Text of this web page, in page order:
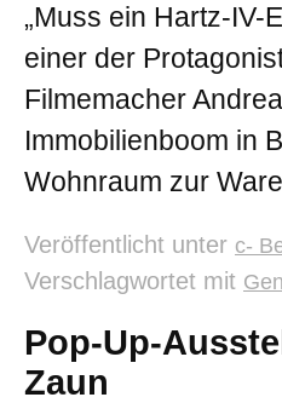
„Muss ein Hartz-IV-
einer der
Filmemacher
Immobilienboom in
Wohnraum zur
Veröffentlicht unter c-
Verschlagwortet mit
Pop-Up-
Zaun